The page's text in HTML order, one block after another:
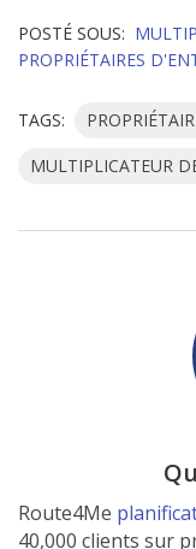
POSTÉ SOUS:
PROPRIÉTAIRES
TAGS:
MULTIPLICATEUR
Route4Me
40,000 clients sur